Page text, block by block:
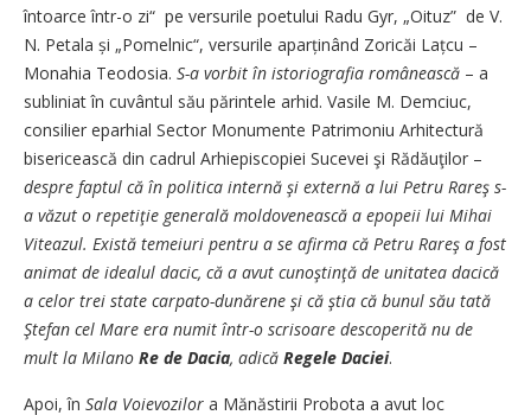
întoarce într-o zi“ pe versurile poetului Radu Gyr, „Oituz” de V.
N. Petala și „Pomelnic“, versurile aparținând Zoricăi Lațcu –
Monahia Teodosia. S-a vorbit în istoriografia românească – a
subliniat în cuvântul său părintele arhid. Vasile M. Demciuc,
consilier eparhial Sector Monumente Patrimoniu Arhitectură
bisericească din cadrul Arhiepiscopiei Sucevei şi Rădăuţilor –
despre faptul că în politica internă şi externă a lui Petru Rareş s-
a văzut o repetiţie generală moldovenească a epopeii lui Mihai
Viteazul. Există temeiuri pentru a se afirma că Petru Rareş a fost
animat de idealul dacic, că a avut cunoştinţă de unitatea dacică
a celor trei state carpato-dunărene şi că ştia că bunul său tată
Ştefan cel Mare era numit într-o scrisoare descoperită nu de
mult la Milano Re de Dacia, adică Regele Daciei.
Apoi, în Sala Voievozilor a Mănăstirii Probota a avut loc